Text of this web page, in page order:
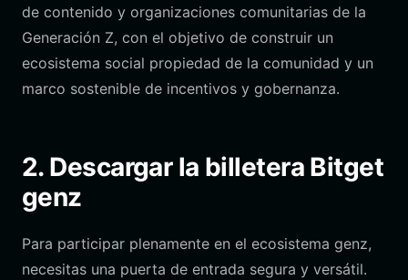
de contenido y organizaciones comunitarias de la
Generación Z, con el objetivo de construir un
ecosistema social propiedad de la comunidad y un
marco sostenible de incentivos y gobernanza.
2. Descargar la billetera Bitget
genz
Para participar plenamente en el ecosistema genz,
necesitas una puerta de entrada segura y versátil.